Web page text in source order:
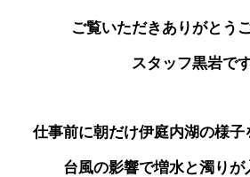
ご覧いただきありがとう
スタッフ黒岩です
仕事前に朝だけ伊庭内湖の様子
台風の影響で増水と濁りが